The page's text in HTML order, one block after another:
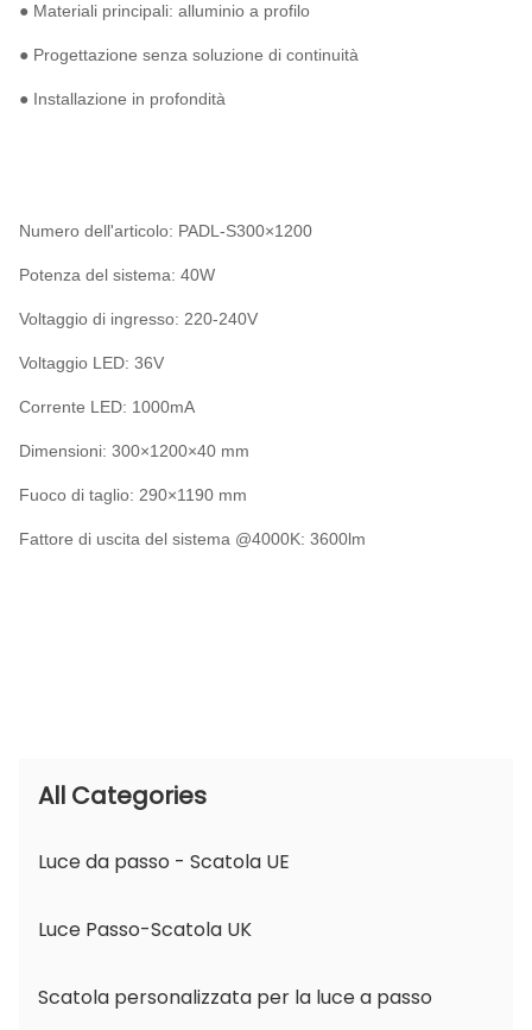
● Materiali principali: alluminio a profilo
● Progettazione senza soluzione di continuità
● Installazione in profondità
Numero dell'articolo: PADL-S300×1200
Potenza del sistema: 40W
Voltaggio di ingresso: 220-240V
Voltaggio LED: 36V
Corrente LED: 1000mA
Dimensioni: 300×1200×40 mm
Fuoco di taglio: 290×1190 mm
Fattore di uscita del sistema @4000K: 3600lm
All Categories
Luce da passo - Scatola UE
Luce Passo-Scatola UK
Scatola personalizzata per la luce a passo